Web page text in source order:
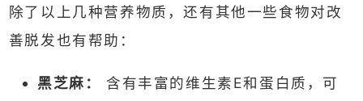
除了以上几种营养物质，还有其他一些食物对改
善脱发也有帮助：
黑芝麻：
含有丰富的维生素E和蛋白质，可